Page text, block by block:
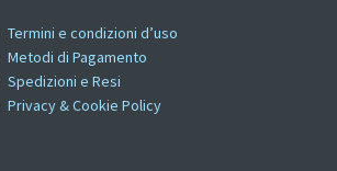
Termini e condizioni d’uso
Metodi di Pagamento
Spedizioni e Resi
Privacy & Cookie Policy